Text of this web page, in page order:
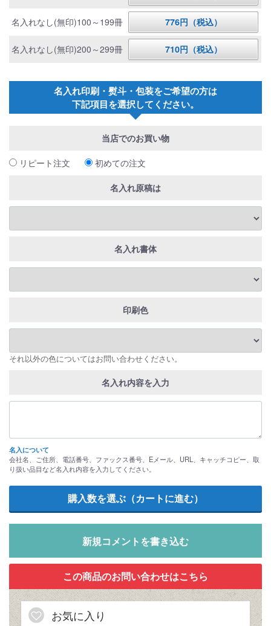
名入れなし(無印)100～199冊 776円（税込）
名入れなし(無印)200～299冊 710円（税込）
名入れ印刷・熨斗・包装をご希望の方は
下記項目を選択してください。
当店でのお買い物
リピート注文 初めての注文
名入れ原稿は
名入れ書体
印刷色
それ以外の色についてはお問い合わせください。
名入れ内容を入力
名入について
会社名、ご住所、電話番号、ファックス番号、Eメール、URL、キャッチコピー、取
り扱い品目など名入れ内容を入力してください。
新規コメントを書き込む
お気に入り